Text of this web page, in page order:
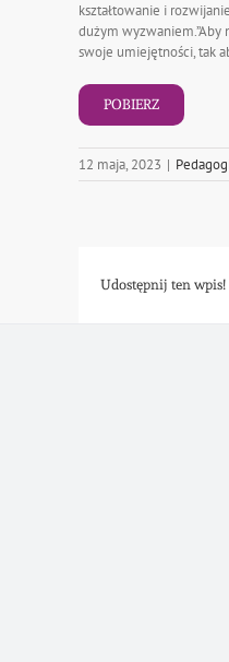
kształtowanie i
dużym wyzwaniem.”Aby
swoje umiejętności, tak
POBIERZ
12 maja, 2023 |
Udostępnij ten wpis!